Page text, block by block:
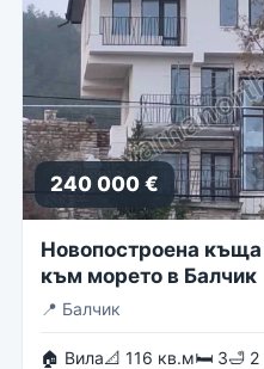
240 000 €
Новопостроена къща
към морето в Балчик
📍 Балчик
🏠 Вила📐 116 кв.м🛏 3🛁 2